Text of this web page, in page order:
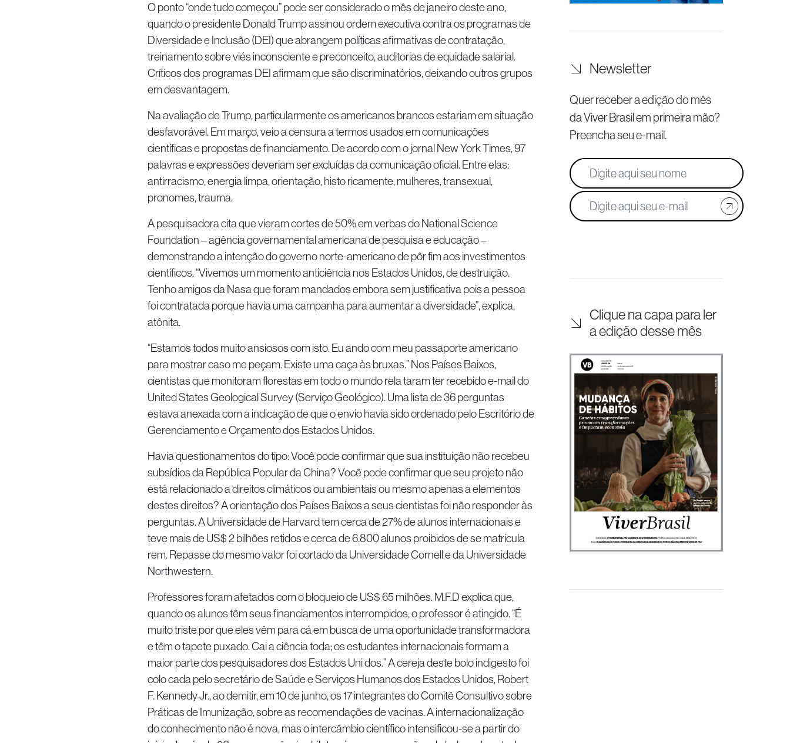
O ponto “onde tudo começou” pode ser considerado o mês de janeiro deste ano,
quando o presidente Donald Trump assinou ordem executiva contra os programas de
Diversidade e Inclusão (DEI) que abrangem políticas afirmativas de contratação,
treinamento sobre viés inconsciente e preconceito, auditorias de equidade salarial.
Críticos dos programas DEI afirmam que são discriminatórios, deixando outros grupos
em desvantagem.
Na avaliação de Trump, particularmente os americanos brancos estariam em situação
desfavorável. Em março, veio a censura a termos usados em comunicações
científicas e propostas de financiamento. De acordo com o jornal New York Times, 97
palavras e expressões deveriam ser excluídas da comunicação oficial. Entre elas:
antirracismo, energia limpa, orientação, histo ricamente, mulheres, transexual,
pronomes, trauma.
A pesquisadora cita que vieram cortes de 50% em verbas do National Science
Foundation – agência governamental americana de pesquisa e educação –
demonstrando a intenção do governo norte-americano de pôr fim aos investimentos
científicos. “Vivemos um momento anticiência nos Estados Unidos, de destruição.
Tenho amigos da Nasa que foram mandados embora sem justificativa pois a pessoa
foi contratada porque havia uma campanha para aumentar a diversidade”, explica,
atônita.
“Estamos todos muito ansiosos com isto. Eu ando com meu passaporte americano
para mostrar caso me peçam. Existe uma caça às bruxas.” Nos Países Baixos,
cientistas que monitoram florestas em todo o mundo rela taram ter recebido e-mail do
United States Geological Survey (Serviço Geológico). Uma lista de 36 perguntas
estava anexada com a indicação de que o envio havia sido ordenado pelo Escritório de
Gerenciamento e Orçamento dos Estados Unidos.
Havia questionamentos do tipo: Você pode confirmar que sua instituição não recebeu
subsídios da República Popular da China? Você pode confirmar que seu projeto não
está relacionado a direitos climáticos ou ambientais ou mesmo apenas a elementos
destes direitos? A orientação dos Países Baixos a seus cientistas foi não responder às
perguntas. A Universidade de Harvard tem cerca de 27% de alunos internacionais e
teve mais de US$ 2 bilhões retidos e cerca de 6.800 alunos proibidos de se matricula
rem. Repasse do mesmo valor foi cortado da Universidade Cornell e da Universidade
Northwestern.
Professores foram afetados com o bloqueio de US$ 65 milhões. M.F.D explica que,
quando os alunos têm seus financiamentos interrompidos, o professor é atingido. “É
muito triste por que eles vêm para cá em busca de uma oportunidade transformadora
e têm o tapete puxado. Cai a ciência toda; os estudantes internacionais formam a
maior parte dos pesquisadores dos Estados Uni dos.” A cereja deste bolo indigesto foi
colo cada pelo secretário de Saúde e Serviços Humanos dos Estados Unidos, Robert
F. Kennedy Jr., ao demitir, em 10 de junho, os 17 integrantes do Comitê Consultivo sobre
Práticas de Imunização, sobre as recomendações de vacinas. A internacionalização
do conhecimento não é nova, mas o intercâmbio científico intensificou-se a partir do
Newsletter
Quer receber a edição do mês
da Viver Brasilem primeira mão?
Preencha seu e-mail.
Clique na capa para ler
a edição desse mês